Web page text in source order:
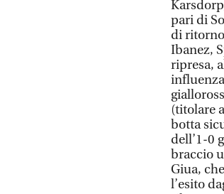
pari di
di
Ibanez,
ripresa,
(titolare
botta
dell’1-0
braccio
Giua,
l’esito